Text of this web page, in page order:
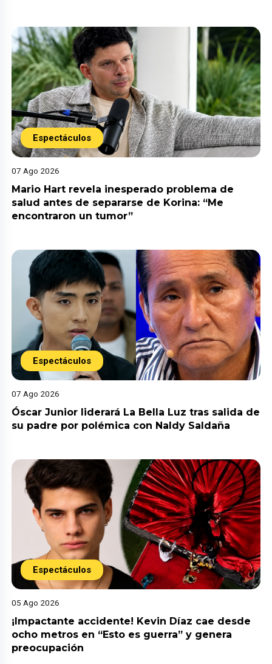
Espectáculos
07 Ago 2026
Mario Hart revela inesperado problema de
salud antes de separarse de Korina: “Me
encontraron un tumor”
Espectáculos
07 Ago 2026
Óscar Junior liderará La Bella Luz tras salida de
su padre por polémica con Naldy Saldaña
Espectáculos
05 Ago 2026
¡Impactante accidente! Kevin Díaz cae desde
ocho metros en “Esto es guerra” y genera
preocupación